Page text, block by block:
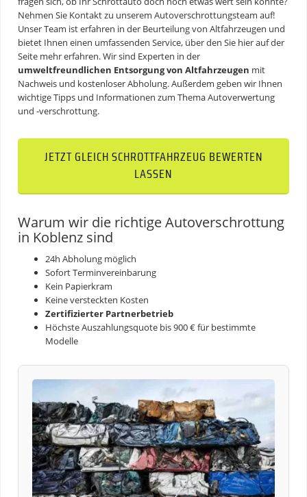
Nehmen Sie Kontakt zu unserem Autoverschrottungsteam auf!
Unser Team ist erfahren in der Beurteilung von Altfahrzeugen und
bietet Ihnen einen umfassenden Service, über den Sie hier auf der
Seite mehr erfahren. Wir sind Experten in der
umweltfreundlichen Entsorgung von Altfahrzeugen mit
Nachweis und kostenloser Abholung. Außerdem geben wir Ihnen
wichtige Tipps und Informationen zum ThemaAutoverwertung
und -verschrottung.
JETZT GLEICH SCHROTTFAHRZEUG BEWERTEN
LASSEN
Warum wir die richtige Autoverschrottung
in Koblenz sind
24h Abholung möglich
Sofort Terminvereinbarung
Kein Papierkram
Keine versteckten Kosten
Zertifizierter Partnerbetrieb
Höchste Auszahlungsquote bis 900 € für bestimmte
Modelle